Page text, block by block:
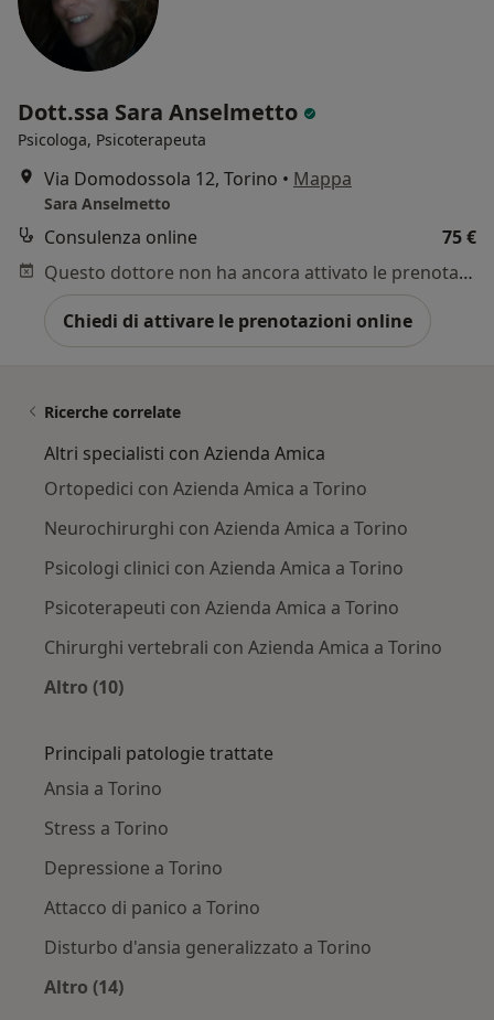
Dott.ssa Sara Anselmetto
Psicologa, Psicoterapeuta
Via Domodossola 12, Torino • Mappa
Sara Anselmetto
Consulenza online
75 €
Questo dottore non ha ancora attivato le prenotazioni online presso questo indirizzo.
Chiedi di attivare le prenotazioni online
Ricerche correlate
Altri specialisti con Azienda Amica
Ortopedici con Azienda Amica a Torino
Neurochirurghi con Azienda Amica a Torino
Psicologi clinici con Azienda Amica a Torino
Psicoterapeuti con Azienda Amica a Torino
Chirurghi vertebrali con Azienda Amica a Torino
Altro (10)
Principali patologie trattate
Ansia a Torino
Stress a Torino
Depressione a Torino
Attacco di panico a Torino
Disturbo d'ansia generalizzato a Torino
Altro (14)